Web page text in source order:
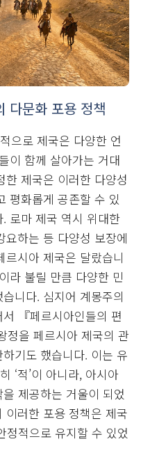
다문화 포용 정책
으로 제국은 다양한 언
이 함께 살아가는 거대
한 제국은 이러한 다양성
평화롭게 공존할 수 있
로마 제국 역시 위대한
하는 등 다양성 보장에
시아 제국은 달랐습니
라 불릴 만큼 다양한 민
니다. 심지어 계몽주의
『페르시아인들의 편
정을 페르시아 제국의 관
기도 했습니다. 이는 유
‘적’이 아니라, 아시아
제공하는 거울이 되었
이러한 포용 정책은 제국
정적으로 유지할 수 있었